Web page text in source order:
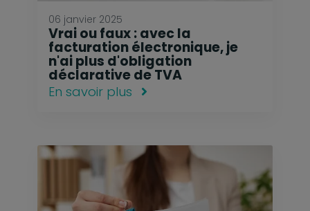
06 janvier 2025
Vrai ou faux : avec la
facturation électronique, je
n'ai plus d'obligation
déclarative de TVA
En savoir plus